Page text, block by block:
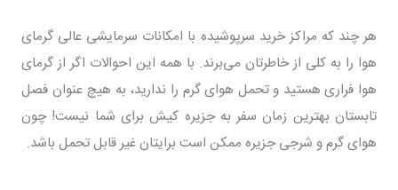
هر چند که مراکز خرید سرپوشیده با امکانات سرمایشی عالی گرمای
هوا را به کلی از خاطرتان می‌برند. با همه این احوالات اگر از گرمای
هوا فراری هستید و تحمل هوای گرم را ندارید، به هیچ عنوان فصل
تابستان بهترین زمان سفر به جزیره کیش برای شما نیست! چون
هوای گرم و شرجی جزیره ممکن است برایتان غیر قابل تحمل باشد.